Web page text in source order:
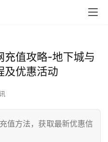
充值攻略-地下城与
及优惠活动
值方法，获取最新优惠信